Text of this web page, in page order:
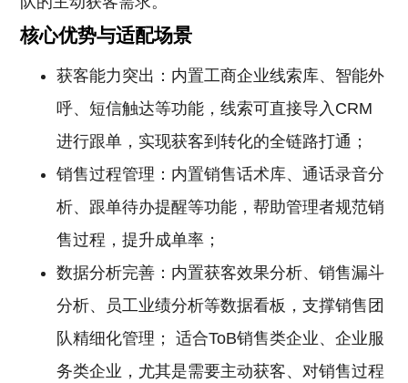
核心优势与适配场景
获客能力突出：内置工商企业线索库、智能外
呼、短信触达等功能，线索可直接导入CRM
进行跟单，实现获客到转化的全链路打通；
销售过程管理：内置销售话术库、通话录音分
析、跟单待办提醒等功能，帮助管理者规范销
售过程，提升成单率；
数据分析完善：内置获客效果分析、销售漏斗
分析、员工业绩分析等数据看板，支撑销售团
队精细化管理； 适合ToB销售类企业、企业服
务类企业，尤其是需要主动获客、对销售过程